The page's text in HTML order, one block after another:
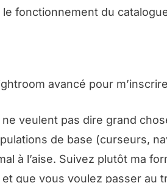
fonctionnement du
avancé pour
veulent pas dire grand
de base (curseurs,
à l’aise. Suivez plutôt ma
que vous voulez passer au